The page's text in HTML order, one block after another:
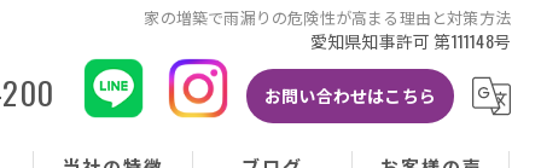
家の増築で雨漏りの危険性が高まる理由と対策方法
愛知県知事許可 第111148号
お問い合わせはこちら